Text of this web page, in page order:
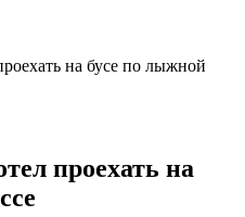
на бусе по лыжной
проехать на